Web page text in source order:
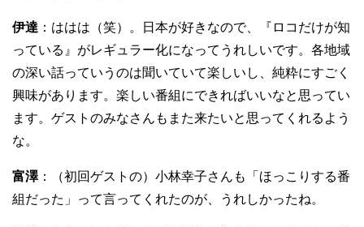
伊達 ：ははは（笑）。日本が好きなので、『ロコだけが知
っている』がレギュラー化になってうれしいです。各地域
の深い話っていうのは聞いていて楽しいし、純粋にすごく
興味があります。楽しい番組にできればいいなと思ってい
ます。ゲストのみなさんもまた来たいと思ってくれるよう
な。
富澤：（初回ゲストの）小林幸子さんも「ほっこりする番
組だった」って言ってくれたのが、うれしかったね。